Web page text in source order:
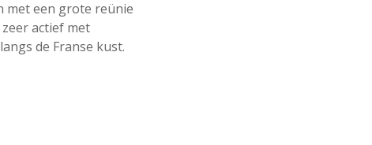
met een grote reünie
actief met
de Franse kust.